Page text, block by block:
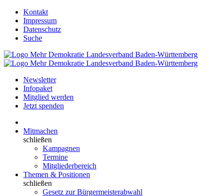
Kontakt
Impressum
Datenschutz
Suche
Newsletter
Infopaket
Mitglied werden
Jetzt spenden
Mitmachen
schließen
Kampagnen
Termine
Mitgliederbereich
Themen & Positionen
schließen
Gesetz zur Bürgermeisterabwahl